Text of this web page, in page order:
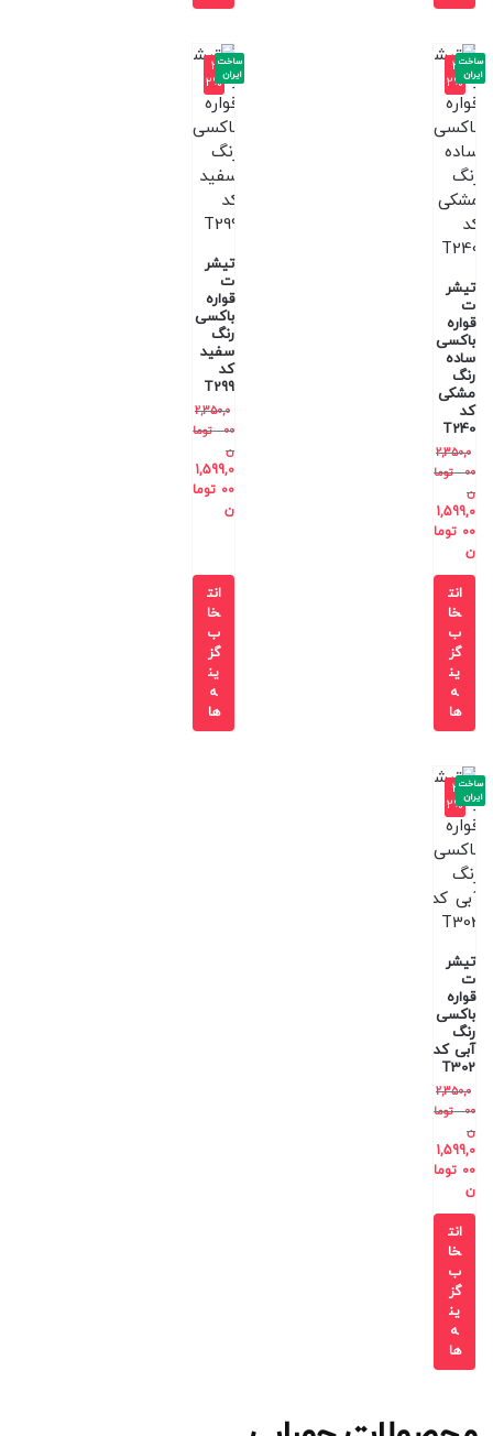
-3
2%
تیشر
ت
قواره
باکسی
ساده
رنگ
مشکی
کد
T240
2,350,0
00
توما
ن
1,599,0
00 توما
ن
ساخت
ایران
انت
خا
ب
گز
ین
ه
ها
-3
2%
تیشر
ت
قواره
باکسی
رنگ
سفید
کد
T299
2,350,0
00
توما
ن
1,599,0
00 توما
ن
ساخت
ایران
انت
خا
ب
گز
ین
ه
ها
-3
2%
تیشر
ت
قواره
باکسی
رنگ
آبی کد
T302
2,350,0
00
توما
ن
1,599,0
00 توما
ن
ساخت
ایران
انت
خا
ب
گز
ین
ه
ها